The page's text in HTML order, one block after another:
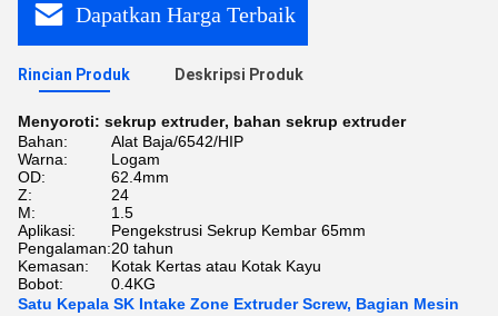
Dapatkan Harga Terbaik
Rincian Produk Deskripsi Produk
Menyoroti: sekrup extruder, bahan sekrup extruder
Bahan:
Alat Baja/6542/HIP
Warna:
Logam
OD:
62.4mm
Z:
24
M:
1.5
Aplikasi:
Pengekstrusi Sekrup Kembar 65mm
Pengalaman:20 tahun
Kemasan:
Kotak Kertas atau Kotak Kayu
Bobot:
0.4KG
Satu Kepala SK Intake Zone Extruder Screw, Bagian Mesin